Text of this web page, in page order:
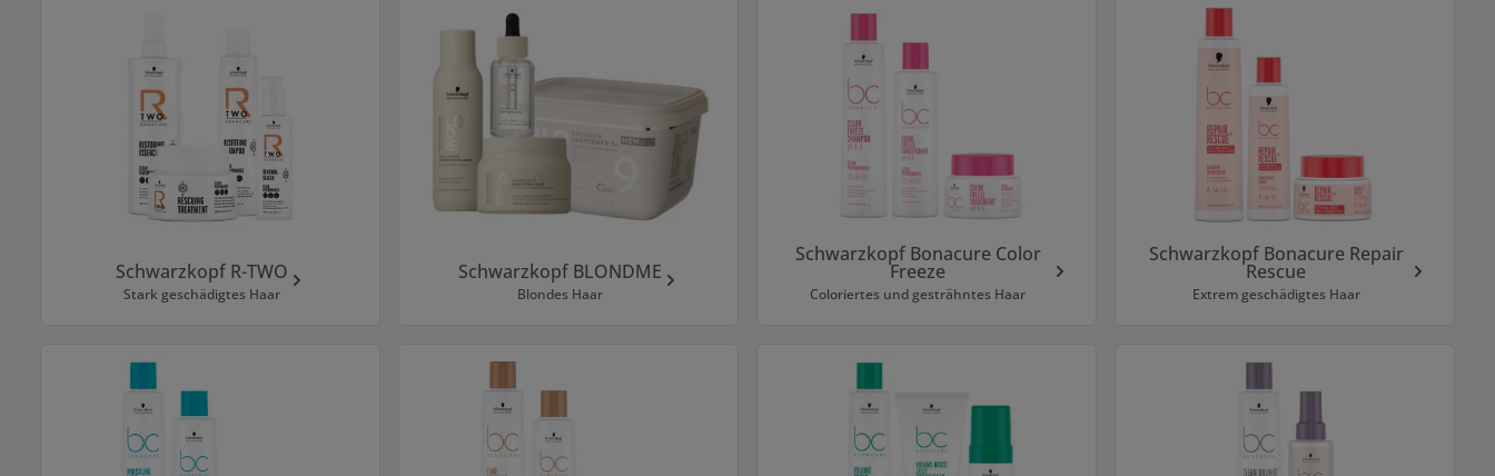
Schwarzkopf R-TWO
Stark geschädigtes Haar
Schwarzkopf BLONDME
Blondes Haar
Schwarzkopf Bonacure Color
Freeze
Coloriertes und gesträhntes Haar
Schwarzkopf Bonacure Repair
Rescue
Extrem geschädigtes Haar